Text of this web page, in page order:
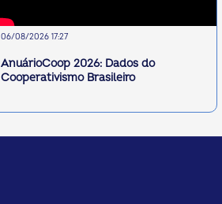
06/08/2026 17:27
AnuárioCoop 2026: Dados do
Cooperativismo Brasileiro